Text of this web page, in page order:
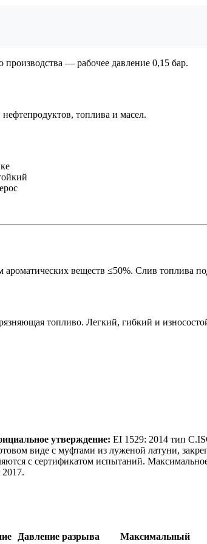
— рабочее давление 0,15 бар.
топлива и масел.
веществ ≤50%. Слив топлива
топливо. Легкий, гибкий и
утверждение: EI 1529: 2014 тип
виде с муфтами из луженой латуни,
с сертификатом испытаний.
2017.
Давление разрыва
Максимальный